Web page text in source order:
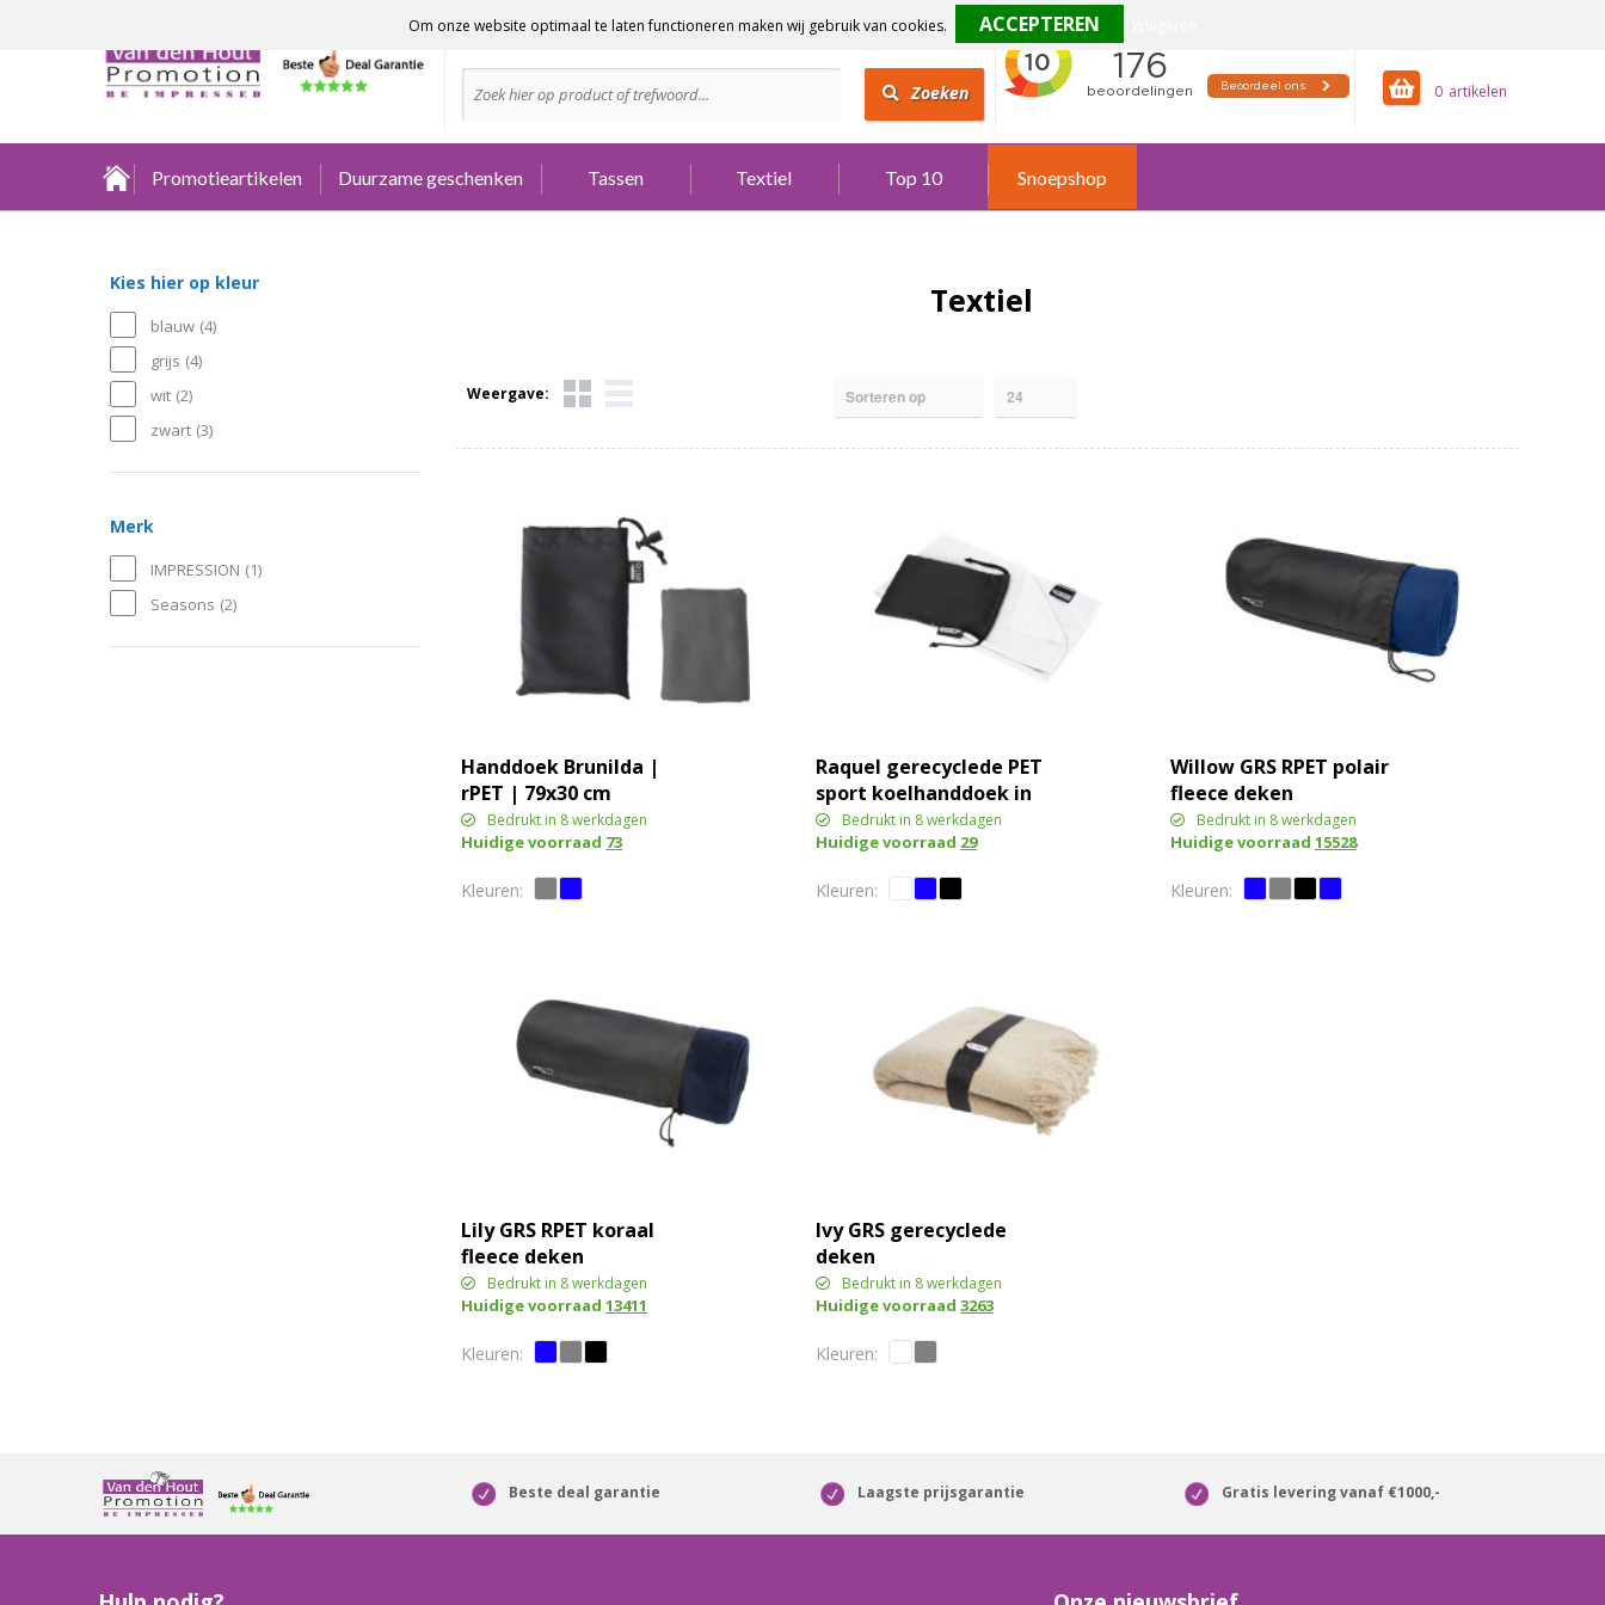
0
Advies nodig?
Zoeken
Promotieartikelen Duurzame geschenken Tassen Textiel Top 10 Snoepshop
Kies hier op kleur
blauw (4)
grijs (4)
wit (2)
zwart (3)
Merk
IMPRESSION (1)
Seasons (2)
Textiel
Weergave:
Handdoek Brunilda |
rPET | 79x30 cm
Bedrukt in 8 werkdagen
Huidige voorraad 73
Raquel gerecyclede PET
sport koelhanddoek in
een pouch 80 x 30 cm
Bedrukt in 8 werkdagen
Huidige voorraad 29
Willow GRS RPET polair
fleece deken
Bedrukt in 8 werkdagen
Huidige voorraad 15528
Lily GRS RPET koraal
fleece deken
Bedrukt in 8 werkdagen
Huidige voorraad13411
Ivy GRS gerecyclede
deken
Bedrukt in 8 werkdagen
Huidige voorraad3263
Beste deal garantie Laagste prijsgarantie Gratis levering vanaf €1000,-
Om onze website optimaal te laten functioneren maken wij gebruik van cookies.